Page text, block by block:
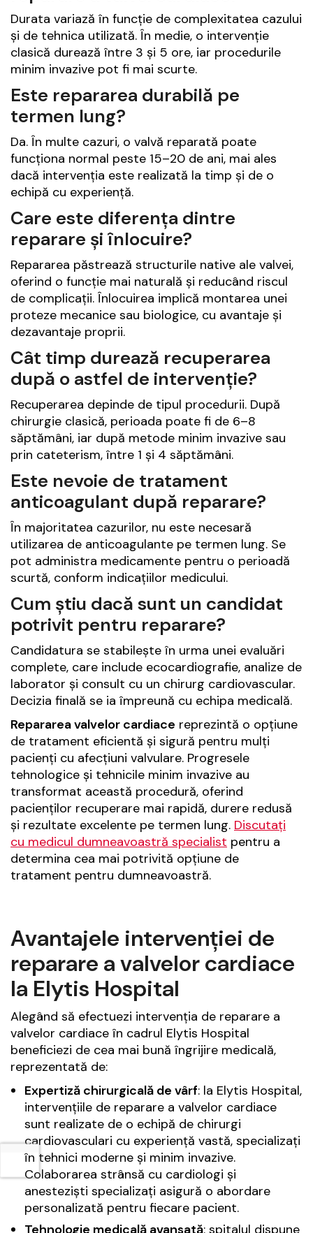
Durata variază în funcție de complexitatea cazului
și de tehnica utilizată. În medie, o intervenție
clasică durează între 3 și 5 ore, iar procedurile
minim invazive pot fi mai scurte.
Este repararea durabilă pe
termen lung?
Da. În multe cazuri, o valvă reparată poate
funcționa normal peste 15–20 de ani, mai ales
dacă intervenția este realizată la timp și de o
echipă cu experiență.
Care este diferența dintre
reparare și înlocuire?
Repararea păstrează structurile native ale valvei,
oferind o funcție mai naturală și reducând riscul
de complicații. Înlocuirea implică montarea unei
proteze mecanice sau biologice, cu avantaje și
dezavantaje proprii.
Cât timp durează recuperarea
după o astfel de intervenție?
Recuperarea depinde de tipul procedurii. După
chirurgie clasică, perioada poate fi de 6–8
săptămâni, iar după metode minim invazive sau
prin cateterism, între 1 și 4 săptămâni.
Este nevoie de tratament
anticoagulant după reparare?
În majoritatea cazurilor, nu este necesară
utilizarea de anticoagulante pe termen lung. Se
pot administra medicamente pentru o perioadă
scurtă, conform indicațiilor medicului.
Cum știu dacă sunt un candidat
potrivit pentru reparare?
Candidatura se stabilește în urma unei evaluări
complete, care include ecocardiografie, analize de
laborator și consult cu un chirurg cardiovascular.
Decizia finală se ia împreună cu echipa medicală.
Repararea valvelor cardiace reprezintă o opțiune
de tratament eficientă și sigură pentru mulți
pacienți cu afecțiuni valvulare. Progresele
tehnologice și tehnicile minim invazive au
transformat această procedură, oferind
pacienților recuperare mai rapidă, durere redusă
și rezultate excelente pe termen lung. Discutați
cu medicul dumneavoastră specialist pentru a
determina cea mai potrivită opțiune de
tratament pentru dumneavoastră.
Avantajele intervenției de
reparare a valvelor cardiace
la Elytis Hospital
Alegând să efectuezi intervenția de reparare a
valvelor cardiace în cadrul Elytis Hospital
beneficiezi de cea mai bună îngrijire medicală,
reprezentată de:
Expertiză chirurgicală de vârf: la Elytis Hospital,
intervențiile de reparare a valvelor cardiace
sunt realizate de o echipă de chirurgi
cardiovasculari cu experiență vastă, specializați
în tehnici moderne și minim invazive.
Colaborarea strânsă cu cardiologi și
anesteziști specializați asigură o abordare
personalizată pentru fiecare pacient.